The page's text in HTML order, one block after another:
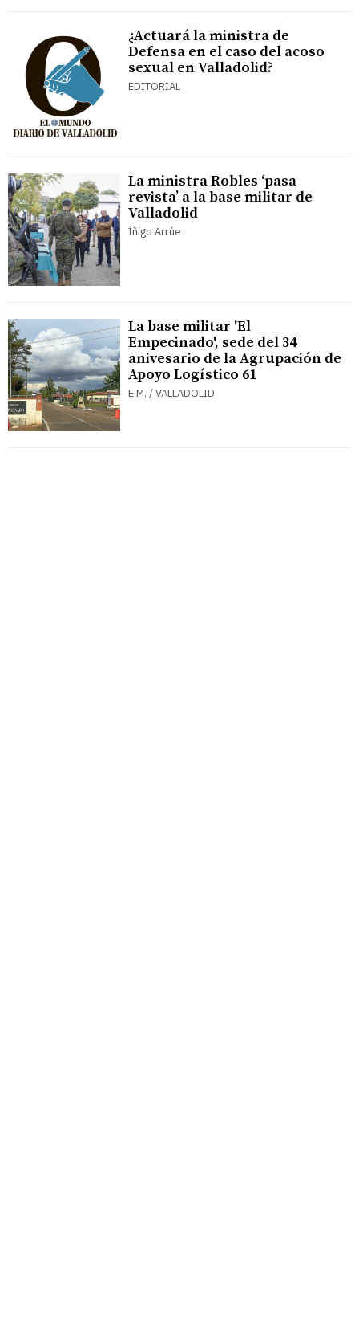
¿Actuará la ministra de
Defensa en el caso del acoso
sexual en Valladolid?
EDITORIAL
La ministra Robles ‘pasa
revista’ a la base militar de
Valladolid
Íñigo Arrúe
La base militar 'El
Empecinado', sede del 34
anivesario de la Agrupación de
Apoyo Logístico 61
E.M. / VALLADOLID